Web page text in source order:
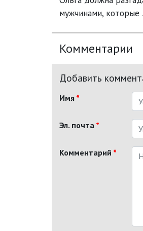
мужчинами, которые
Комментарии
Добавить
Имя *
Эл. почта *
Комментарий *